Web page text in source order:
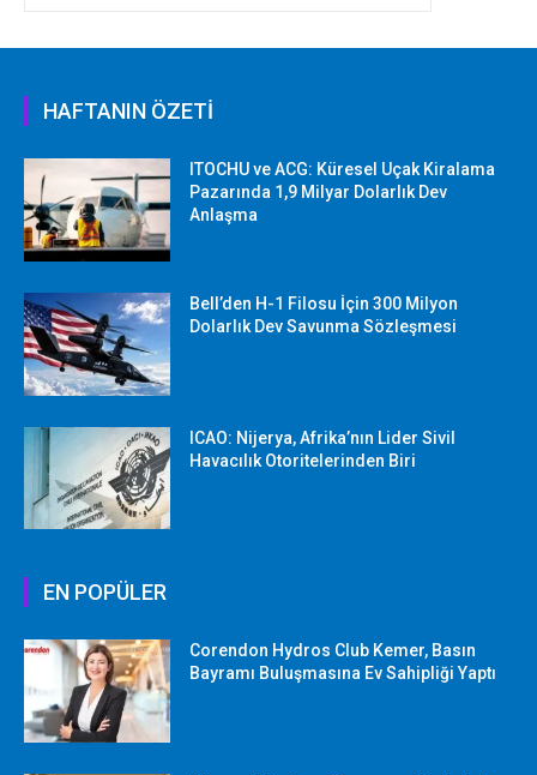
HAFTANIN ÖZETİ
ITOCHU ve ACG: Küresel Uçak Kiralama
Pazarında 1,9 Milyar Dolarlık Dev
Anlaşma
Bell’den H-1 Filosu İçin 300 Milyon
Dolarlık Dev Savunma Sözleşmesi
ICAO: Nijerya, Afrika’nın Lider Sivil
Havacılık Otoritelerinden Biri
EN POPÜLER
Corendon Hydros Club Kemer, Basın
Bayramı Buluşmasına Ev Sahipliği Yaptı